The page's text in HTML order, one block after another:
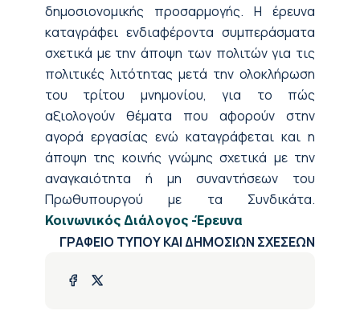
δημοσιονομικής προσαρμογής. Η έρευνα
καταγράφει ενδιαφέροντα συμπεράσματα
σχετικά με την άποψη των πολιτών για τις
πολιτικές λιτότητας μετά την ολοκλήρωση
του τρίτου μνημονίου, για το πώς
αξιολογούν θέματα που αφορούν στην
αγορά εργασίας ενώ καταγράφεται και η
άποψη της κοινής γνώμης σχετικά με την
αναγκαιότητα ή μη συναντήσεων του
Πρωθυπουργού με τα Συνδικάτα.
Κοινωνικός Διάλογος -Έρευνα
ΓΡΑΦΕΙΟ ΤΥΠΟΥ ΚΑΙ ΔΗΜΟΣΙΩΝ ΣΧΕΣΕΩΝ